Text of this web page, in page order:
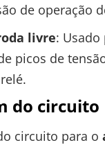
de operação
livre:
picos de
do circuito
circuito para o